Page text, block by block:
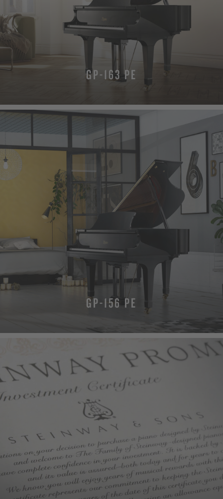
GP-163 PE
GP-156 PE